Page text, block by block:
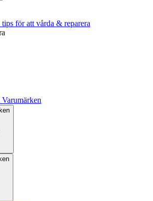
för att vårda & reparera